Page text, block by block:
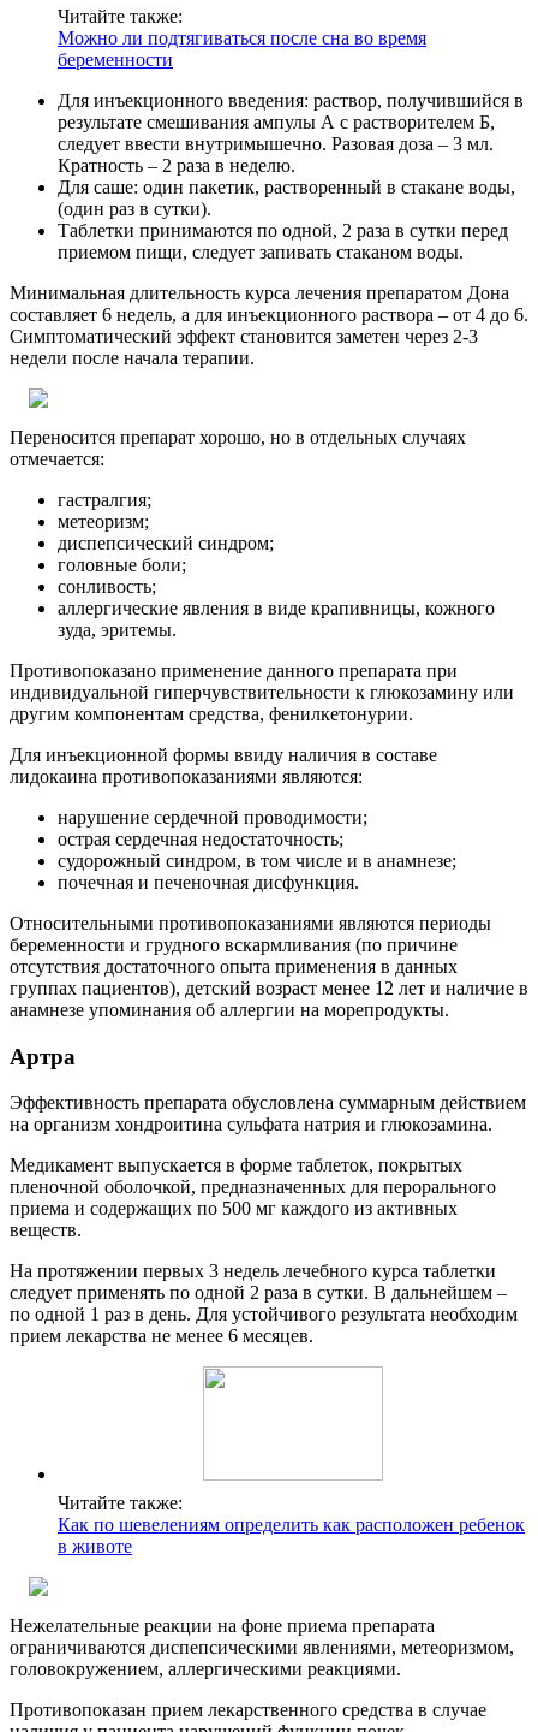
Читайте также:
Можно ли подтягиваться после сна во время
беременности
Для инъекционного введения: раствор, получившийся в
результате смешивания ампулы А с растворителем Б,
следует ввести внутримышечно. Разовая доза – 3 мл.
Кратность – 2 раза в неделю.
Для саше: один пакетик, растворенный в стакане воды,
(один раз в сутки).
Таблетки принимаются по одной, 2 раза в сутки перед
приемом пищи, следует запивать стаканом воды.
Минимальная длительность курса лечения препаратом Дона
составляет 6 недель, а для инъекционного раствора – от 4 до 6.
Симптоматический эффект становится заметен через 2-3
недели после начала терапии.
Переносится препарат хорошо, но в отдельных случаях
отмечается:
гастралгия;
метеоризм;
диспепсический синдром;
головные боли;
сонливость;
аллергические явления в виде крапивницы, кожного
зуда, эритемы.
Противопоказано применение данного препарата при
индивидуальной гиперчувствительности к глюкозамину или
другим компонентам средства, фенилкетонурии.
Для инъекционной формы ввиду наличия в составе
лидокаина противопоказаниями являются:
нарушение сердечной проводимости;
острая сердечная недостаточность;
судорожный синдром, в том числе и в анамнезе;
почечная и печеночная дисфункция.
Относительными противопоказаниями являются периоды
беременности и грудного вскармливания (по причине
отсутствия достаточного опыта применения в данных
группах пациентов), детский возраст менее 12 лет и наличие в
анамнезе упоминания об аллергии на морепродукты.
Артра
Эффективность препарата обусловлена суммарным действием
на организм хондроитина сульфата натрия и глюкозамина.
Медикамент выпускается в форме таблеток, покрытых
пленочной оболочкой, предназначенных для перорального
приема и содержащих по 500 мг каждого из активных
веществ.
На протяжении первых 3 недель лечебного курса таблетки
следует применять по одной 2 раза в сутки. В дальнейшем –
по одной 1 раз в день. Для устойчивого результата необходим
прием лекарства не менее 6 месяцев.
Читайте также:
Как по шевелениям определить как расположен ребенок
в животе
Нежелательные реакции на фоне приема препарата
ограничиваются диспепсическими явлениями, метеоризмом,
головокружением, аллергическими реакциями.
Противопоказан прием лекарственного средства в случае